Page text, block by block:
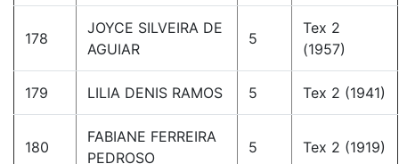
178
JOYCE SILVEIRA DE
AGUIAR
5
Tex 2
(1957)
179 LILIA DENIS RAMOS 5 Tex 2 (1941)
180
FABIANE FERREIRA
PEDROSO
5 Tex 2 (1919)